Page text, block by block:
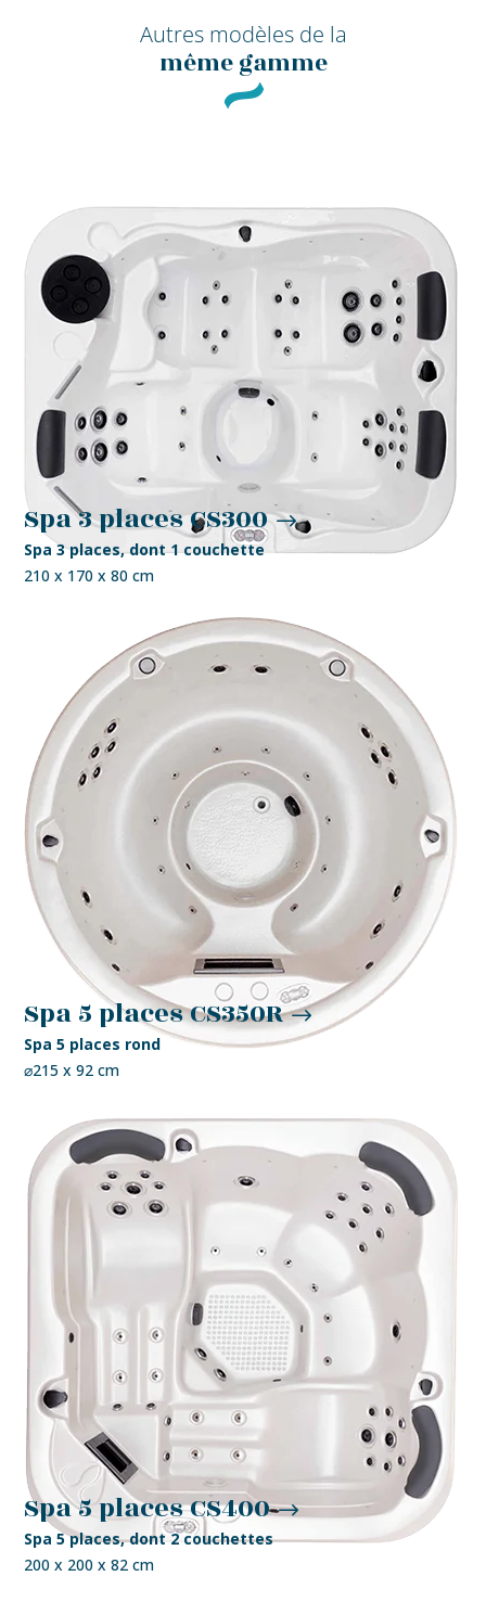
Autres modèles de la
même gamme
Spa 3 places CS300
Spa 3 places, dont 1 couchette
210 x 170 x 80 cm
Spa 5 places CS350R
Spa 5 places rond
⌀215 x 92 cm
Spa 5 places CS400
Spa 5 places, dont 2 couchettes
200 x 200 x 82 cm